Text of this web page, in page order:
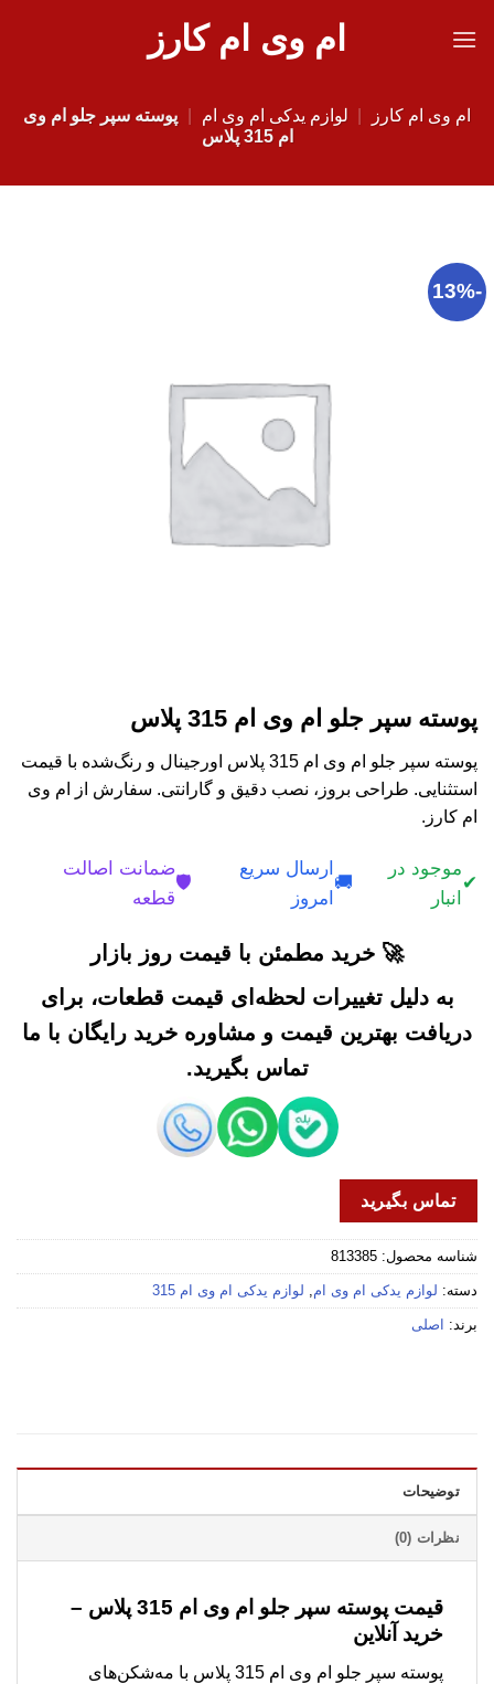
ام وی ام کارز
ام وی ام کارز لوازم یدکی ام وی ام
پوسته سپر جلو ام وی
ام 315 پلاس
-13%
پوسته سپر جلو ام وی ام 315 پلاس
پوسته سپر جلو ام وی ام 315 پلاس اورجینال و رنگ‌شده با قیمت
استثنایی. طراحی بروز، نصب دقیق و گارانتی. سفارش از ام وی
ام کارز.
✔
موجود در
انبار
🚚
ارسال سریع
امروز
🛡️
ضمانت اصالت
قطعه
🚀 خرید مطمئن با قیمت روز بازار
به دلیل تغییرات لحظه‌ای قیمت قطعات، برای
دریافت بهترین قیمت و مشاوره خرید رایگان با ما
تماس بگیرید.
تماس بگیرید
شناسه محصول: 813385
دسته: لوازم یدکی ام وی ام, لوازم یدکی ام وی ام 315
برند: اصلی
توضیحات
نظرات (0)
قیمت پوسته سپر جلو ام وی ام 315 پلاس –
خرید آنلاین
پوسته سپر جلو ام وی ام 315 پلاس با مه‌شکن‌های